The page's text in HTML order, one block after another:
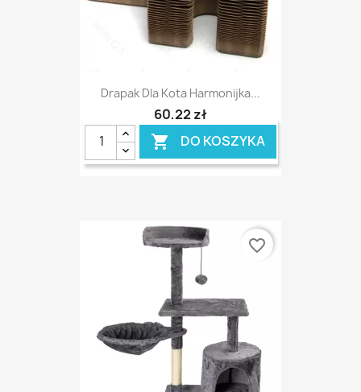
Drapak Dla Kota Harmonijka...
60,22 zł
 DO KOSZYKA
favorite_border